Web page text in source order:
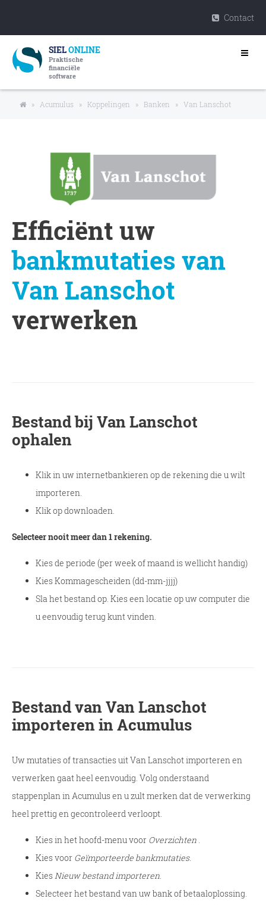
Contact
SIELONLINE
Praktische
financiële
software
» Acumulus » Koppelingen » Banken » Van Lanschot
Efficiënt uw
bankmutaties van
Van Lanschot
verwerken
Bestand bij Van Lanschot
ophalen
Klik in uw internetbankieren op de rekening die u wilt
importeren.
Klik op downloaden.
Selecteer nooit meer dan 1 rekening.
Kies de periode (per week of maand is wellicht handig)
Kies Kommagescheiden (dd-mm-jjjj)
Sla het bestand op. Kies een locatie op uw computer die
u eenvoudig terug kunt vinden.
Bestand van Van Lanschot
importeren in Acumulus
Uw mutaties of transacties uit Van Lanschot importeren en
verwerken gaat heel eenvoudig. Volg onderstaand
stappenplan in Acumulus en u zult merken dat de verwerking
heel prettig en gecontroleerd verloopt.
Kies in het hoofd-menu voor Overzichten .
Kies voor Geïmporteerde bankmutaties.
Kies Nieuw bestand importeren.
Selecteer het bestand van uw bank of betaaloplossing.